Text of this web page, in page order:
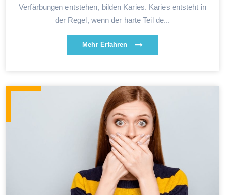
Verfärbungen entstehen, bilden Karies. Karies entsteht in
der Regel, wenn der harte Teil de...
Mehr Erfahren